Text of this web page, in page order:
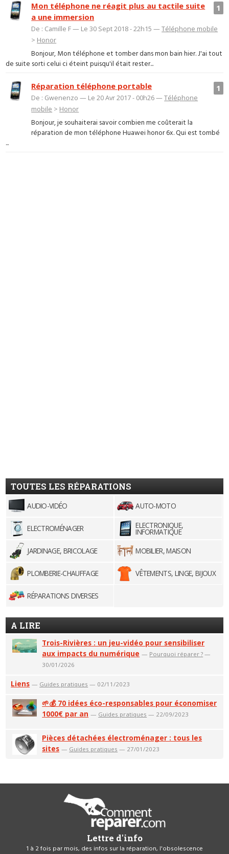
1
Mon téléphone ne réagit plus au tactile suite
a une immersion
De : Camille F — Le 30 Sept 2018 - 22h15 —Téléphone mobile
> Honor
Bonjour, Mon téléphone et tomber dans mon bain hier. J'ai tout
de suite sorti celui ci éteint puisqu'il était rester...
1
Réparation téléphone portable
De : Gwenenzo — Le 20 Avr 2017 - 00h26 —Téléphone
mobile > Honor
Bonjour, je souhaiterai savoir combien me coûterait la
réparation de mon téléphone Huawei honor 6x. Qui est tombé
...
TOUTES LES RÉPARATIONS
AUDIO-VIDÉO AUTO-MOTO
ELECTROMÉNAGER ELECTRONIQUE,
INFORMATIQUE
JARDINAGE, BRICOLAGE
MOBILIER, MAISON
PLOMBERIE-CHAUFFAGE VÊTEMENTS, LINGE, BIJOUX
RÉPARATIONS DIVERSES
A LIRE
Trois-Rivières : un jeu-vidéo pour sensibiliser
aux impacts du numérique — Pourquoi réparer ? —
30/01/2026
Liens — Guides pratiques — 02/11/2023
🌱💰 70 idées éco-responsables pour économiser
1000€ par an — Guides pratiques — 22/09/2023
Pièces détachées électroménager : tous les
sites — Guides pratiques — 27/01/2023
Lettre d'info
1 à 2 fois par mois, des infos sur la réparation, l'obsolescence